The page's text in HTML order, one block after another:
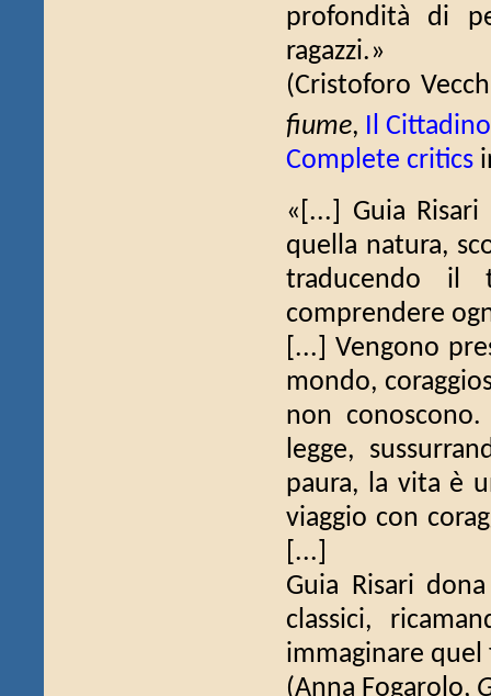
profondità di
ragazzi.»
(Cristoforo
fiume,
Il
Complete critics
«[...] Guia
quella natura,
traducendo il
comprendere
[...] Vengono
mondo,
non
legge,
paura, la vita è
viaggio con
[...]
Guia Risari
classici,
immaginare
(Anna Fogarolo,